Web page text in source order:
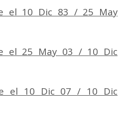
el 10 Dic 83 / 25 May
el 25 May 03 / 10 Dic
el 10 Dic 07 / 10 Dic